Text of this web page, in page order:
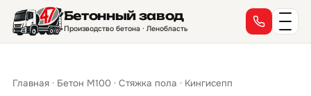
Бетонный завод
Производство бетона · Ленобласть
Главная · Бетон М100 · Стяжка пола · Кингисепп